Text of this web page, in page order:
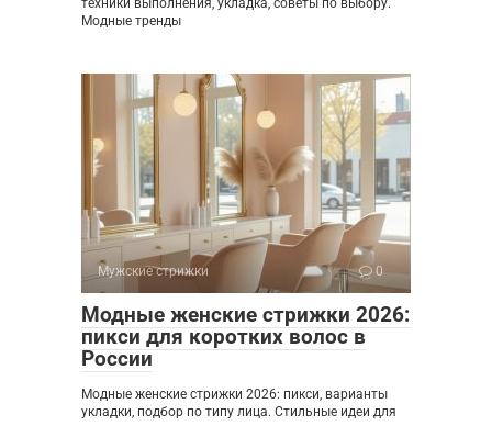
техники выполнения, укладка, советы по выбору.
Модные тренды
Мужские стрижки 0
Модные женские стрижки 2026:
пикси для коротких волос в
России
Модные женские стрижки 2026: пикси, варианты
укладки, подбор по типу лица. Стильные идеи для